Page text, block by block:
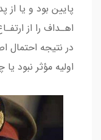
ﭘﺎﯾﯿﻦ ﺑﻮد و ﯾﺎ از
اﻫـﺪاف را از
در ﻧﺘﯿﺠﻪ اﺣﺘﻤﺎل
اوﻟﯿﻪ ﻣﺆﺛﺮ ﻧﺒﻮد